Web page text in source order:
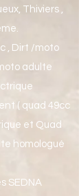
Thiviers ,
, Dirt /moto
adulte
( quad 49cc
et Quad
homologué
SEDNA